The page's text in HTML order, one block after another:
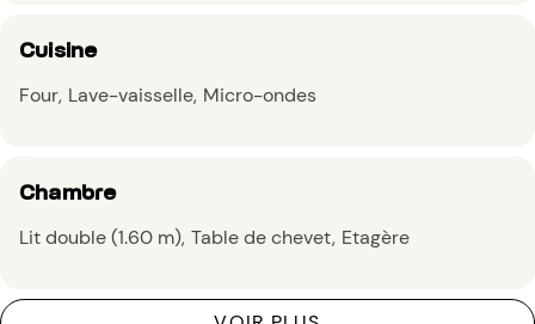
Cuisine
Four Lave-vaisselle Micro-ondes
Chambre
Lit double (1.60 m) Table de chevet Etagère